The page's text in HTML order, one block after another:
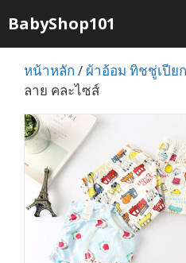
to
content
BabyShop101
หน้าหลัก / ผ้าอ้อม ทิชชู่เปียก
ลาย คละไซส์